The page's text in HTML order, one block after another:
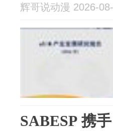
辉哥说动漫 2026-
SABESP 携